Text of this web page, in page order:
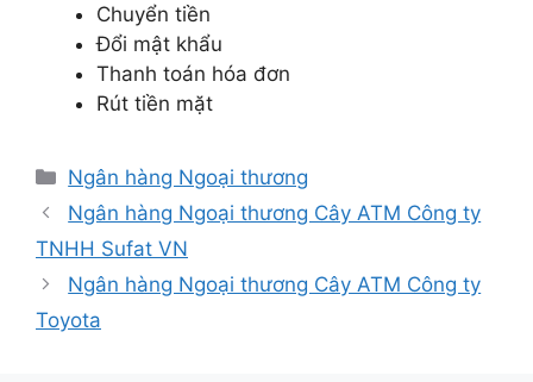
Chuyển tiền
Đổi mật khẩu
Thanh toán hóa đơn
Rút tiền mặt
Danh
mục
Ngân hàng Ngoại thương
Ngân hàng Ngoại thương Cây ATM Công ty
TNHH Sufat VN
Ngân hàng Ngoại thương Cây ATM Công ty
Toyota